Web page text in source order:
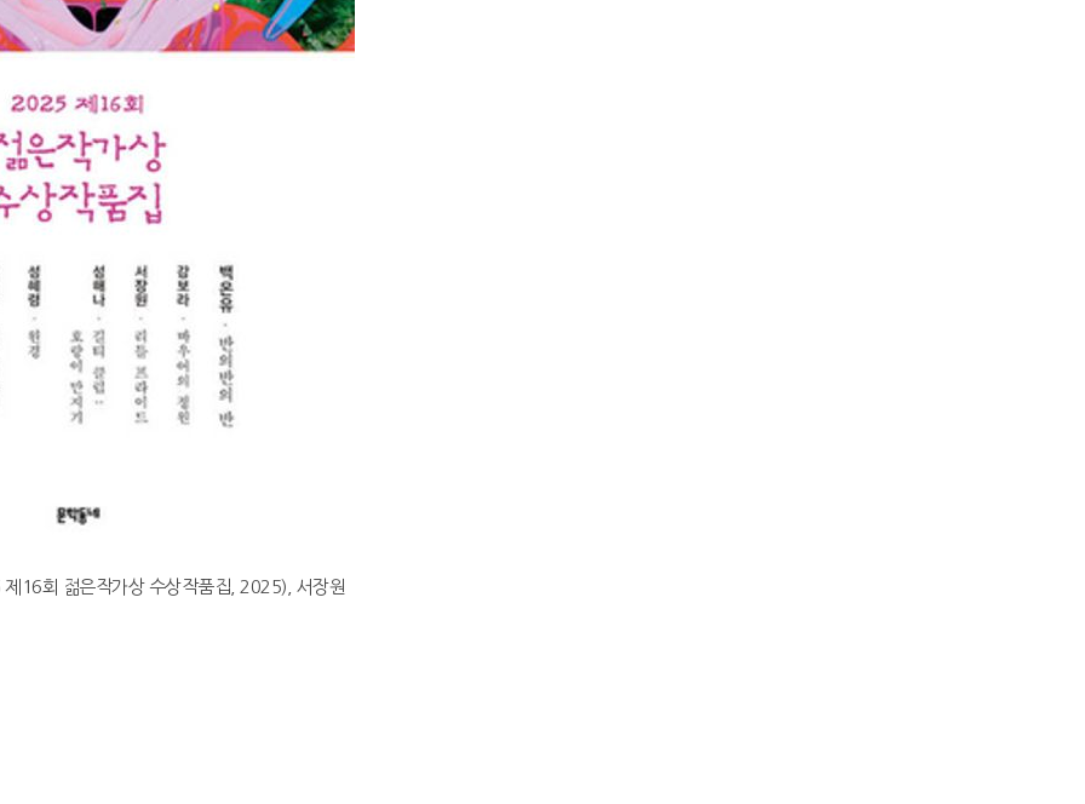
16회 젊은작가상 수상작품집, 2025), 서장원